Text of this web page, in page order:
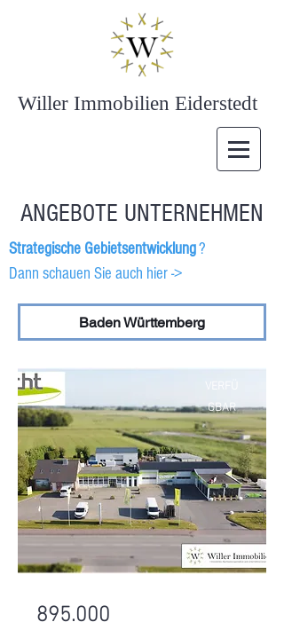
Willer Immobilien Eiderstedt
ANGEBOTE UNTERNEHMEN
Strategische Gebietsentwicklung?
Dann schauen Sie auch hier ->
Baden Württemberg
VERFÜ
GBAR
895.000